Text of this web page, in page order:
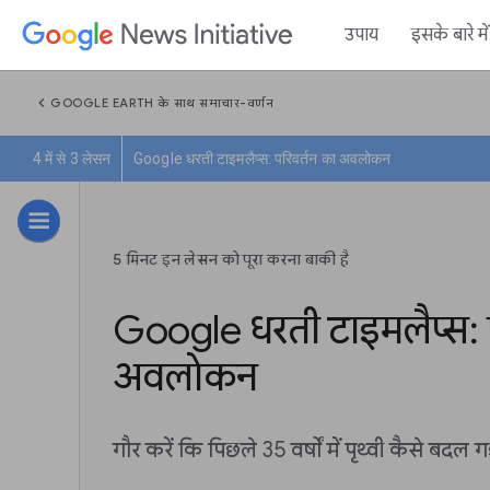
उपाय इसके बारे में
chevron_left GOOGLE EARTH के साथ समाचार-वर्णन
4 में से 3 लेसन Google धरती टाइमलैप्स: परिवर्तन का अवलोकन
5 मिनट इन लेसन को पूरा करना बाकी है
Google धरती टाइमलैप्स:
अवलोकन
गौर करें कि पिछले 35 वर्षों में पृथ्वी कैसे बदल